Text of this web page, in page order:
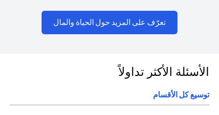
تعرّف على المزيد حول الحياة والمال
الأسئلة الأكثر تداولاً
توسيع كل الأقسام